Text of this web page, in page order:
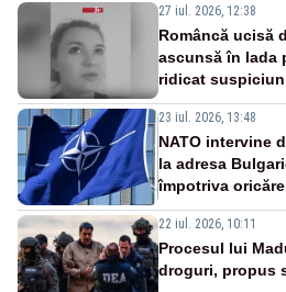
27 iul. 2026, 12:38
Româncă ucisă
ascunsă în lada
ridicat
23 iul. 2026, 13:48
NATO intervine
la adresa
împotriva
22 iul. 2026, 10:11
Procesul lui
droguri, propus